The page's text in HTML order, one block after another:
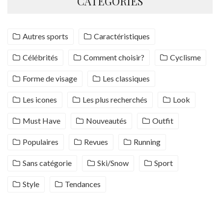
Autres sports Caractéristiques
Célébrités Comment choisir? Cyclisme
Forme de visage Les classiques
Les icones Les plus recherchés Look
Must Have Nouveautés Outfit
Populaires Revues Running
Sans catégorie Ski/Snow Sport
Style Tendances